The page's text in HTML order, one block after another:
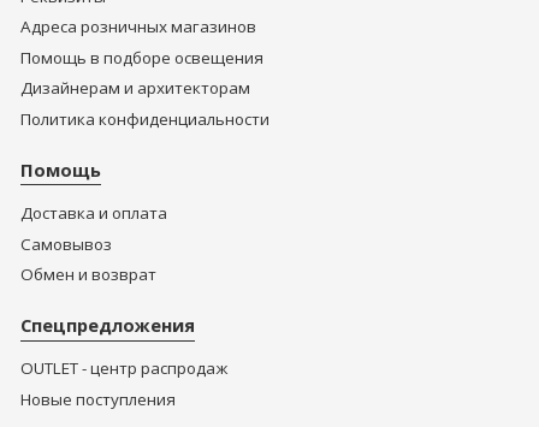
Адреса розничных магазинов
Помощь в подборе освещения
Дизайнерам и архитекторам
Политика конфиденциальности
Помощь
Доставка и оплата
Самовывоз
Обмен и возврат
Спецпредложения
OUTLET - центр распродаж
Новые поступления